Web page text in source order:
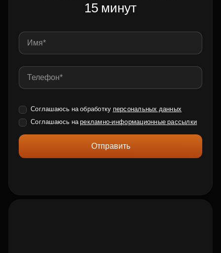
15 минут
Соглашаюсь на обработку персональных данных
Соглашаюсь нарекламно-информационные рассылки
Отправить